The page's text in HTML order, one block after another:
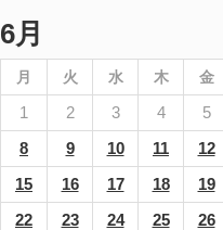
6月
月 火 水 木 金
1 2 3 4 5
8
9 10 11 12
15
16 17 18 19
22
23 24 25 26